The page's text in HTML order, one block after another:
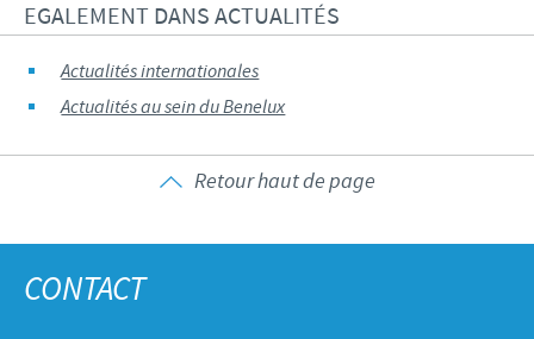
EGALEMENT DANS ACTUALITÉS
Actualités internationales
Actualités au sein du Benelux
Retour haut de page
CONTACT